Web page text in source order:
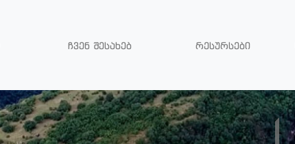
ჩვენ შესახებ რესურსები